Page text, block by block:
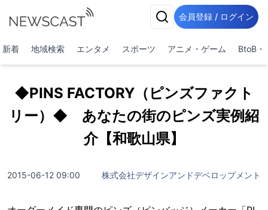
会員登録 / ログイン
新着 地域検索 エンタメ スポーツ アニメ・ゲーム BtoB・
◆PINS FACTORY（ピンズファクト
リー）◆ あなたの街のピンズ実例紹
介【和歌山県】
2015-06-12 09:00 株式会社デザインアンドデベロップメント